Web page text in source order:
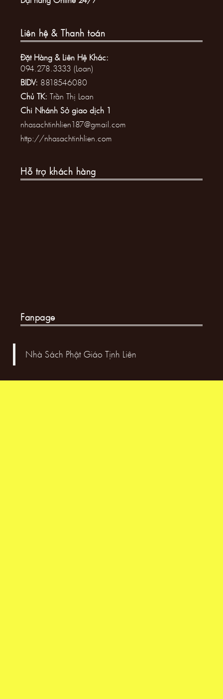
Liên hệ & Thanh toán
Đặt Hàng & Liên Hệ Khác:
094.278.3333 (Loan)
BIDV: 8818546080
Chủ TK: Trần Thị Loan
Chi Nhánh Sở giao dịch 1
nhasachtinhlien187@gmail.com
http://nhasachtinhlien.com
Hỗ trợ khách hàng
Fanpage
Nhà Sách Phật Giáo Tịnh Liên